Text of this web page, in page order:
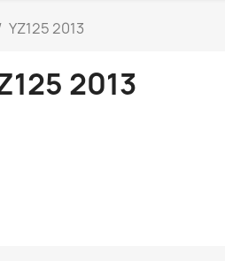
YZ125 2013
2013